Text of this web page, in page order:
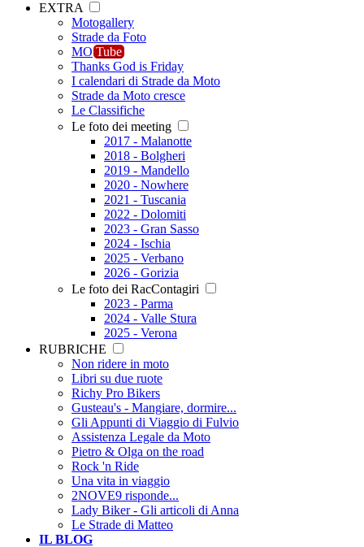
EXTRA
Motogallery
Strade da Foto
MO Tube
Thanks God is Friday
I calendari di Strade da Moto
Strade da Moto cresce
Le Classifiche
Le foto dei meeting
2017 - Malanotte
2018 - Bolgheri
2019 - Mandello
2020 - Nowhere
2021 - Tuscania
2022 - Dolomiti
2023 - Gran Sasso
2024 - Ischia
2025 - Verbano
2026 - Gorizia
Le foto dei RacContagiri
2023 - Parma
2024 - Valle Stura
2025 - Verona
RUBRICHE
Non ridere in moto
Libri su due ruote
Richy Pro Bikers
Gusteau's - Mangiare, dormire...
Gli Appunti di Viaggio di Fulvio
Assistenza Legale da Moto
Pietro & Olga on the road
Rock 'n Ride
Una vita in viaggio
2NOVE9 risponde...
Lady Biker - Gli articoli di Anna
Le Strade di Matteo
IL BLOG